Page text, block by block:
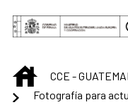
Saltar al contenido
INICIO
CCE -